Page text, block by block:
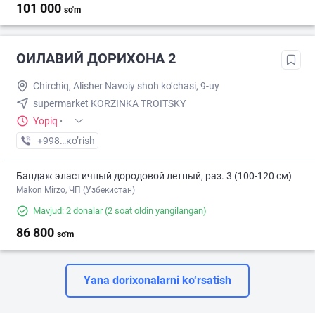
101 000 so'm
ОИЛАВИЙ ДОРИХОНА 2
Chirchiq, Alisher Navoiy shoh ko‘chasi, 9-uy
supermarket KORZINKA TROITSKY
Yopiq ·
+998 (77) XXX-XX-XX
кo’rish
Бандаж эластичный дородовой летный, раз. 3 (100-120 см)
Makon Mirzo, ЧП (Узбекистан)
Mavjud: 2 donalar(2 soat oldin yangilangan)
86 800 so'm
Yana dorixonalarni ko‘rsatish